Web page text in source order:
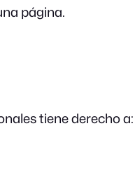
página.
tiene derecho a: